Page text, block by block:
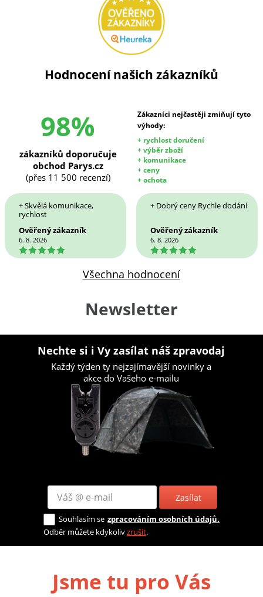
Hodnocení našich zákazníků
98%
Zákazníci nejčastěji zmiňují tyto
výhody:
+ rychlost doručení
+ výběr zboží
+ komunikace
+ ceny
+ ochota
zákazníků doporučuje
obchod Parys.cz
(přes 11 500 recenzí)
+ Skvělá komunikace,
rychlost
Ověřený zákazník
6. 8. 2026
5
+ Dobrý ceny Rychle dodání
Ověřený zákazník
6. 8. 2026
5
Všechna hodnocení
Newsletter
Nechte si i Vy zasílat náš zpravodaj
Každý týden ty nejzajímavější novinky a
akce do Vašeho e-mailu
Zasílat
Souhlasím se zpracováním osobních údajů.
Odběr můžete kdykolivzrušit.
Jsme tu pro Vás